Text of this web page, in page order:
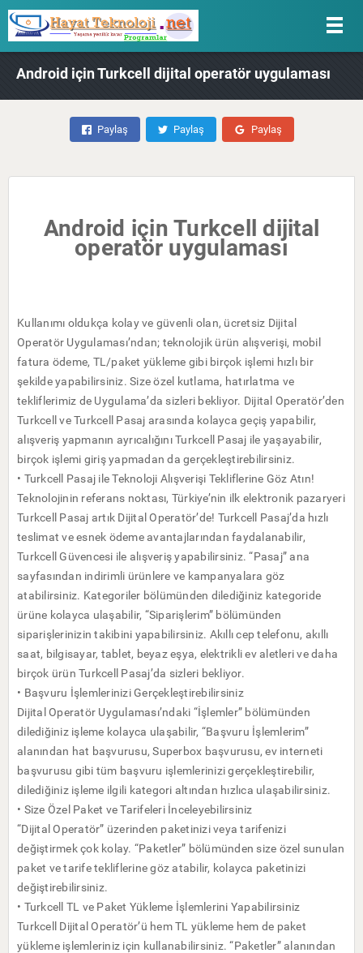
Android için Turkcell dijital operatör uygulaması
Paylaş Paylaş Paylaş
Android için Turkcell dijital
operatör uygulaması
Kullanımı oldukça kolay ve güvenli olan, ücretsiz Dijital
Operatör Uygulaması’ndan; teknolojik ürün alışverişi, mobil
fatura ödeme, TL/paket yükleme gibi birçok işlemi hızlı bir
şekilde yapabilirsiniz. Size özel kutlama, hatırlatma ve
tekliflerimiz de Uygulama’da sizleri bekliyor. Dijital Operatör’den
Turkcell ve Turkcell Pasaj arasında kolayca geçiş yapabilir,
alışveriş yapmanın ayrıcalığını Turkcell Pasaj ile yaşayabilir,
birçok işlemi giriş yapmadan da gerçekleştirebilirsiniz.
• Turkcell Pasaj ile Teknoloji Alışverişi Tekliflerine Göz Atın!
Teknolojinin referans noktası, Türkiye’nin ilk elektronik pazaryeri
Turkcell Pasaj artık Dijital Operatör’de! Turkcell Pasaj’da hızlı
teslimat ve esnek ödeme avantajlarından faydalanabilir,
Turkcell Güvencesi ile alışveriş yapabilirsiniz. “Pasaj” ana
sayfasından indirimli ürünlere ve kampanyalara göz
atabilirsiniz. Kategoriler bölümünden dilediğiniz kategoride
ürüne kolayca ulaşabilir, “Siparişlerim” bölümünden
siparişlerinizin takibini yapabilirsiniz. Akıllı cep telefonu, akıllı
saat, bilgisayar, tablet, beyaz eşya, elektrikli ev aletleri ve daha
birçok ürün Turkcell Pasaj’da sizleri bekliyor.
• Başvuru İşlemlerinizi Gerçekleştirebilirsiniz
Dijital Operatör Uygulaması’ndaki “İşlemler” bölümünden
dilediğiniz işleme kolayca ulaşabilir, “Başvuru İşlemlerim”
alanından hat başvurusu, Superbox başvurusu, ev interneti
başvurusu gibi tüm başvuru işlemlerinizi gerçekleştirebilir,
dilediğiniz işleme ilgili kategori altından hızlıca ulaşabilirsiniz.
• Size Özel Paket ve Tarifeleri İnceleyebilirsiniz
“Dijital Operatör” üzerinden paketinizi veya tarifenizi
değiştirmek çok kolay. “Paketler” bölümünden size özel sunulan
paket ve tarife tekliflerine göz atabilir, kolayca paketinizi
değiştirebilirsiniz.
• Turkcell TL ve Paket Yükleme İşlemlerini Yapabilirsiniz
Turkcell Dijital Operatör’ü hem TL yükleme hem de paket
yükleme işlemleriniz için kullanabilirsiniz. “Paketler” alanından